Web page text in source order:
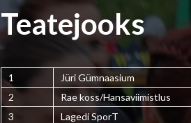
Teatejooks
1 Jüri Gümnaasium
2
Rae koss/Hansaviimistlus
3
Lagedi SporT